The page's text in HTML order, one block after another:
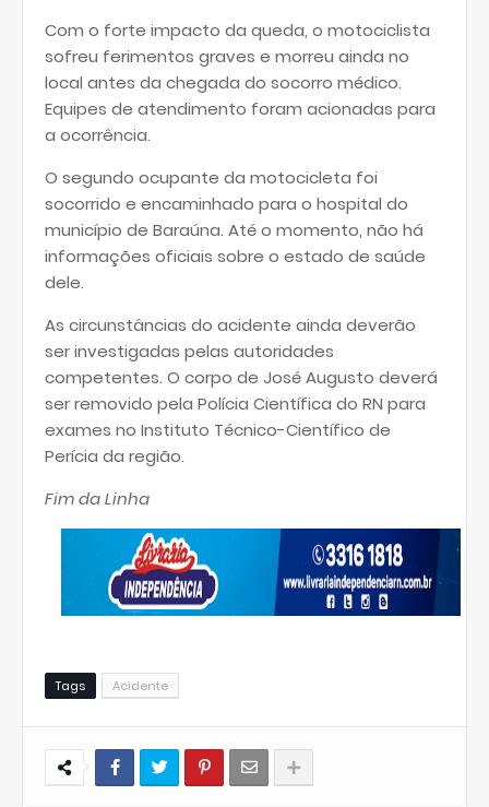
Com o forte impacto da queda, o motociclista
sofreu ferimentos graves e morreu ainda no
local antes da chegada do socorro médico.
Equipes de atendimento foram acionadas para
a ocorrência.
O segundo ocupante da motocicleta foi
socorrido e encaminhado para o hospital do
município de Baraúna. Até o momento, não há
informações oficiais sobre o estado de saúde
dele.
As circunstâncias do acidente ainda deverão
ser investigadas pelas autoridades
competentes. O corpo de José Augusto deverá
ser removido pela Polícia Científica do RN para
exames no Instituto Técnico-Científico de
Perícia da região.
Fim da Linha
Tags Acidente